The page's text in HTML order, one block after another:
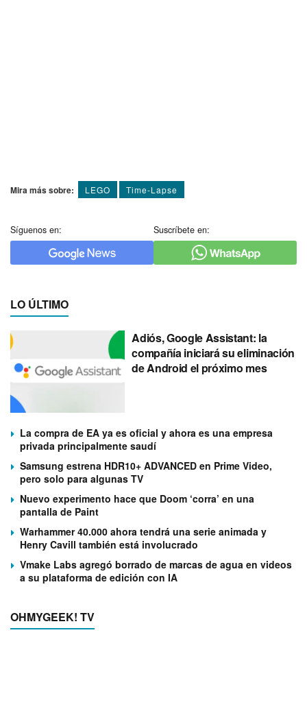
Mira más sobre: LEGO Time-Lapse
Síguenos en: Suscríbete en:
LO ÚLTIMO
Adiós, Google Assistant: la
compañía iniciará su eliminación
de Android el próximo mes
La compra de EA ya es oficial y ahora es una empresa
privada principalmente saudí
Samsung estrena HDR10+ ADVANCED en Prime Video,
pero solo para algunas TV
Nuevo experimento hace que Doom ‘corra’ en una
pantalla de Paint
Warhammer 40.000 ahora tendrá una serie animada y
Henry Cavill también está involucrado
Vmake Labs agregó borrado de marcas de agua en videos
a su plataforma de edición con IA
OHMYGEEK! TV